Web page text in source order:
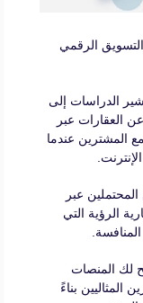
الرقمي
الدراسات إلى
عن العقارات عبر
المشترين عندما
عبر
الرؤية التي
لك المنصات
المثاليين بناءً